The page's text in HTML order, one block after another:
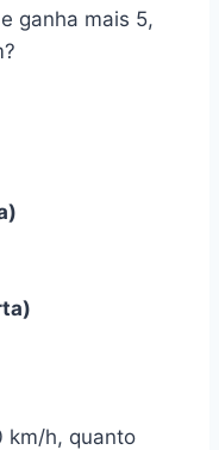
ganha mais 5,
km/h, quanto